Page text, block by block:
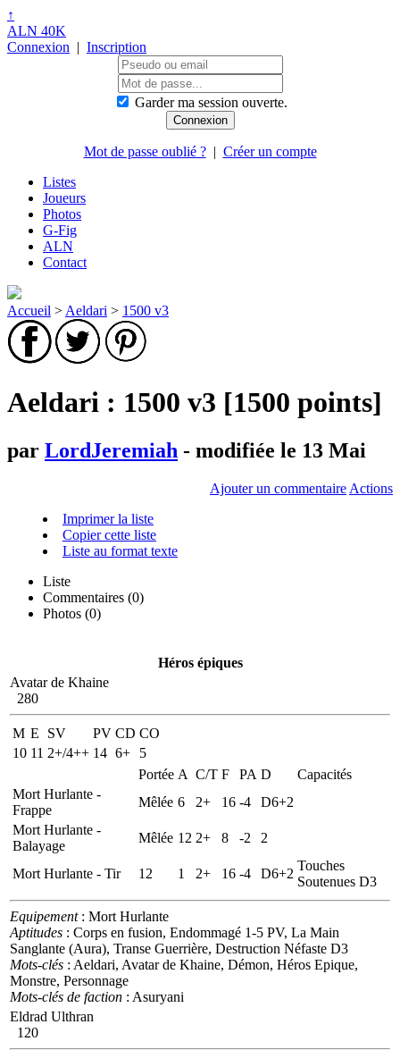
↑
ALN 40K
Connexion | Inscription
Garder ma session ouverte.
Mot de passe oublié ?| Créer un compte
Listes
Joueurs
Photos
G-Fig
ALN
Contact
Accueil > Aeldari > 1500 v3
Aeldari : 1500 v3 [1500 points]
par LordJeremiah - modifiée le 13 Mai
Ajouter un commentaire Actions
Imprimer la liste
Copier cette liste
Liste au format texte
Liste
Commentaires (0)
Photos (0)
Héros épiques
Avatar de Khaine
280
M E SV PV CD CO
10 11 2+/4++ 14 6+
5
Portée A C/T F PA D
Capacités
Mort Hurlante -
Frappe
Mêlée 6 2+ 16 -4
D6+2
Mort Hurlante -
Balayage
Mêlée 12 2+ 8 -2 2
Mort Hurlante - Tir 12 1 2+ 16 -4 D6+2
Touches
Soutenues D3
Equipement: Mort Hurlante
Aptitudes : Corps en fusion, Endommagé 1-5 PV, La Main
Sanglante (Aura), Transe Guerrière, Destruction Néfaste D3
Mots-clés : Aeldari, Avatar de Khaine, Démon, Héros Epique,
Monstre, Personnage
Mots-clés de faction : Asuryani
Eldrad Ulthran
120